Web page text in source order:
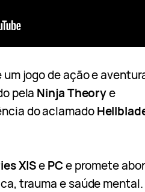
um jogo de ação e
pela Ninja Theorye
do aclamado
X|SePCe promete
trauma e saúde mental.